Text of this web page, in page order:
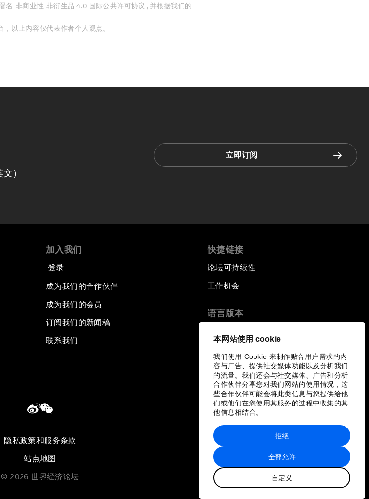
本网站使用 cookie
我们使用 Cookie 来制作贴合用户需求的内
容与广告、提供社交媒体功能以及分析我们
的流量。我们还会与社交媒体、广告和分析
合作伙伴分享您对我们网站的使用情况，这
些合作伙伴可能会将此类信息与您提供给他
们或他们在您使用其服务的过程中收集的其
他信息相结合。
全部允许
自定义
拒绝
名-非商业性-非衍生品 4.0 国际公共许可协议 , 并根据我们的
以上内容仅代表作者个人观点。
）
立即订阅
加入我们
登录
成为我们的合作伙伴
成为我们的会员
订阅我们的新闻稿
联系我们
快捷链接
论坛可持续性
工作机会
语言版本
隐私政策和服务条款
站点地图
© 2026 世界经济论坛